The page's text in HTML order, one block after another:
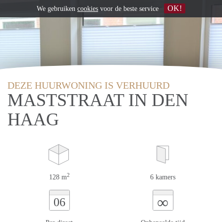
DEZE HUURWONING IS VERHUURD
MASTSTRAAT IN DEN
HAAG
128 m2 6 kamers
06 ∞
We gebruiken cookies voor de beste service OK!